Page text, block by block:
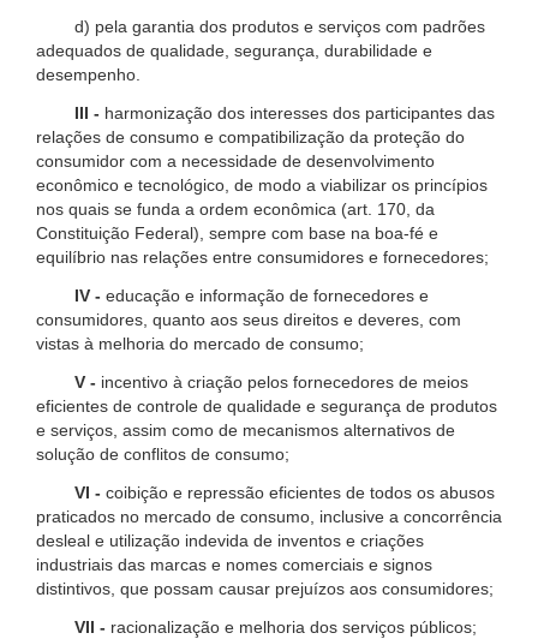
d) pela garantia dos produtos e serviços com padrões
adequados de qualidade, segurança, durabilidade e
desempenho.
III - harmonização dos interesses dos participantes das
relações de consumo e compatibilização da proteção do
consumidor com a necessidade de desenvolvimento
econômico e tecnológico, de modo a viabilizar os princípios
nos quais se funda a ordem econômica (art. 170, da
Constituição Federal), sempre com base na boa-fé e
equilíbrio nas relações entre consumidores e fornecedores;
IV - educação e informação de fornecedores e
consumidores, quanto aos seus direitos e deveres, com
vistas à melhoria do mercado de consumo;
V - incentivo à criação pelos fornecedores de meios
eficientes de controle de qualidade e segurança de produtos
e serviços, assim como de mecanismos alternativos de
solução de conflitos de consumo;
VI - coibição e repressão eficientes de todos os abusos
praticados no mercado de consumo, inclusive a concorrência
desleal e utilização indevida de inventos e criações
industriais das marcas e nomes comerciais e signos
distintivos, que possam causar prejuízos aos consumidores;
VII - racionalização e melhoria dos serviços públicos;